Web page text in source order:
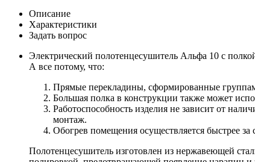
Описание
Характеристики
Задать вопрос
Электрический полотенцесушитель Альфа 10 с
А все потому, что:
Прямые перекладины, сформированные
Большая полка в конструкции также может
Работоспособность изделия не зависит от
монтаж.
Обогрев помещения осуществляется быстрее
Полотенцесушитель изготовлен из нержавеющей